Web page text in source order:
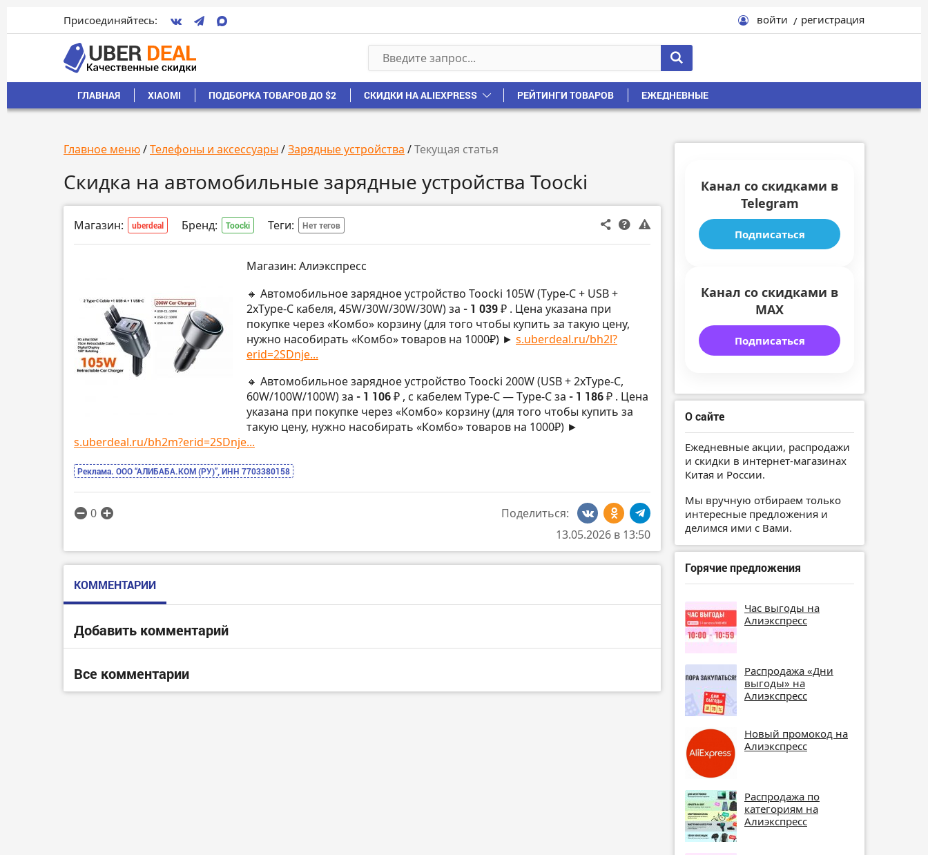
Присоединяйтесь: войти регистрация
ГЛАВНАЯ XIAOMI ПОДБОРКА ТОВАРОВ ДО $2 СКИДКИ НА ALIEXPRESS РЕЙТИНГИ ТОВАРОВ ЕЖЕДНЕВНЫЕ
Главное меню/Телефоны и аксессуары /Зарядные устройства /Текущая статья
Скидка на автомобильные зарядные устройства Toocki
Магазин: uberdeal Бренд: Toocki Теги: Нет тегов
Магазин: Алиэкспресс
🔸 Автомобильное зарядное устройство Toocki 105W (Type-C + USB +
2xType-C кабеля, 45W/30W/30W/30W) за - 1 039 ₽ . Цена указана при
покупке через «Комбо» корзину (для того чтобы купить за такую цену,
нужно насобирать «Комбо» товаров на 1000₽) ► s.uberdeal.ru/bh2l?
erid=2SDnje...
🔸 Автомобильное зарядное устройство Toocki 200W (USB + 2xType-C,
60W/100W/100W) за - 1 106 ₽ , с кабелем Type-C — Type-C за - 1 186 ₽ . Цена
указана при покупке через «Комбо» корзину (для того чтобы купить за
такую цену, нужно насобирать «Комбо» товаров на 1000₽) ►
s.uberdeal.ru/bh2m?erid=2SDnje...
Реклама. ООО “АЛИБАБА.КОМ (РУ)”, ИНН 7703380158
0
Поделиться:
13.05.2026 в 13:50
КОММЕНТАРИИ
Добавить комментарий
Все комментарии
Канал со скидками в
Telegram
Подписаться
Канал со скидками в
MAX
Подписаться
О сайте
Ежедневные акции, распродажи
и скидки в интернет-магазинах
Китая и России.
Мы вручную отбираем только
интересные предложения и
делимся ими с Вами.
Горячие предложения
Час выгоды на
Алиэкспресс
Распродажа «Дни
выгоды» на
Алиэкспресс
Новый промокод на
Алиэкспресс
Распродажа по
категориям на
Алиэкспресс